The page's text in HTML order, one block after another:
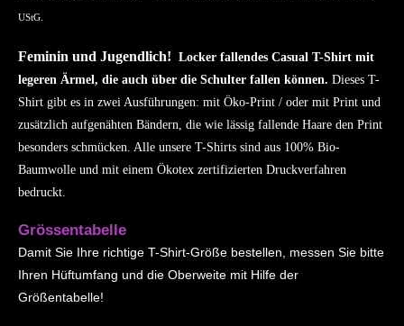
UStG.
Feminin und Jugendlich! Locker fallendes Casual T-Shirt mit
legeren Ärmel, die auch über die Schulter fallen können. Dieses T-
Shirt gibt es in zwei Ausführungen: mit Öko-Print / oder mit Print und
zusätzlich aufgenähten Bändern, die wie lässig fallende Haare den Print
besonders schmücken. Alle unsere T-Shirts sind aus 100% Bio-
Baumwolle und mit einem Ökotex zertifizierten Druckverfahren
bedruckt.
Grössentabelle
Damit Sie Ihre richtige T-Shirt-Größe bestellen, messen Sie bitte
Ihren Hüftumfang und die Oberweite mit Hilfe der
Größentabelle!